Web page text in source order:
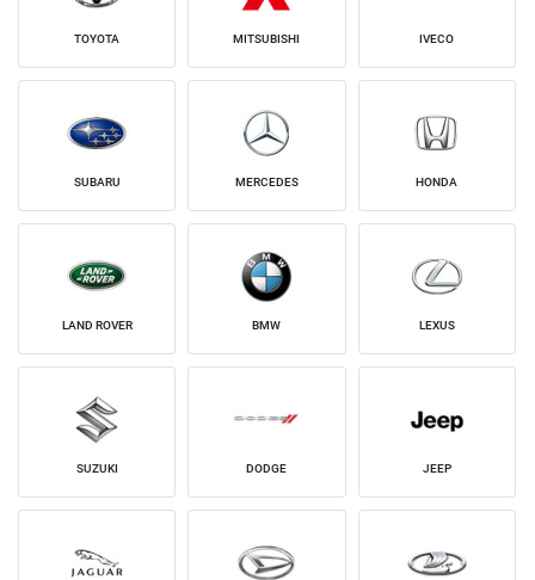
TOYOTA MITSUBISHI IVECO
SUBARU MERCEDES HONDA
LAND ROVER BMW LEXUS
SUZUKI DODGE JEEP